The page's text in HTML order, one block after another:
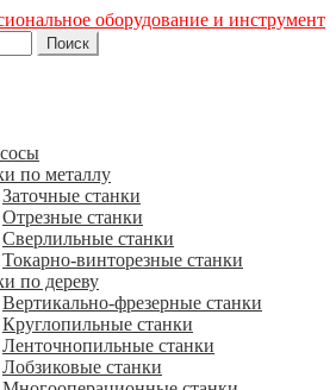
Поиск
по металлу
Заточные станки
Отрезные станки
Сверлильные станки
Токарно-винторезные станки
по дереву
Вертикально-фрезерные станки
Круглопильные станки
Ленточнопильные станки
Лобзиковые станки